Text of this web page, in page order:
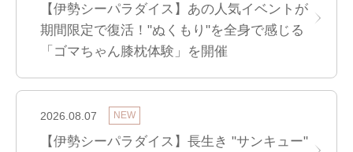
【伊勢シーパラダイス】あの人気イベントが
期間限定で復活！"ぬくもり"を全身で感じる
「ゴマちゃん膝枕体験」を開催
2026.08.07 NEW
【伊勢シーパラダイス】長生き "サンキュー"